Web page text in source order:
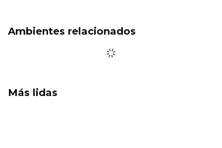
Ambientes relacionados
Más lidas